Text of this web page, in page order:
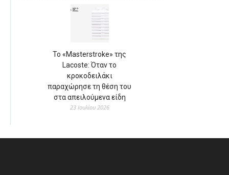
Το «Masterstroke» της
Lacoste: Όταν το
κροκοδειλάκι
παραχώρησε τη θέση του
στα απειλούμενα είδη
23 Ιουλίου 2026